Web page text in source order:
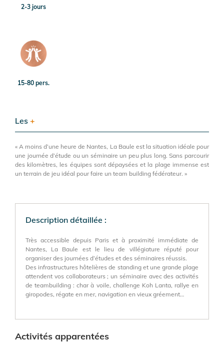
2-3 jours
15-80 pers.
Les +
« A moins d’une heure de Nantes, La Baule est la situation idéale pour
une journée d’étude ou un séminaire un peu plus long. Sans parcourir
des kilomètres, les équipes sont dépaysées et la plage immense est
un terrain de jeu idéal pour faire un team building fédérateur. »
Description détaillée :
Très accessible depuis Paris et à proximité immédiate de
Nantes, La Baule est le lieu de villégiature réputé pour
organiser des journées d’études et des séminaires réussis.
Des infrastructures hôtelières de standing et une grande plage
attendent vos collaborateurs ; un séminaire avec des activités
de teambuilding : char à voile, challenge Koh Lanta, rallye en
giropodes, régate en mer, navigation en vieux gréement…
Activités apparentées